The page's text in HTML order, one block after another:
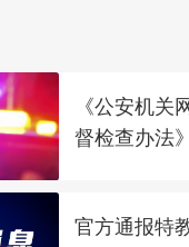
《公安机关
督检查办法
官方通报特